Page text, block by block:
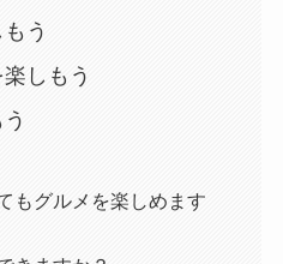
う
しもう
もグルメを楽しめます